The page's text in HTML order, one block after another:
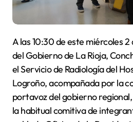
A las 10:30 de este miércoles 2 de junio, la presidenta
del Gobierno de La Rioja,
el Servicio de Radiología del
Logroño, acompañada por la
portavoz del gobierno
la habitual comitiva de